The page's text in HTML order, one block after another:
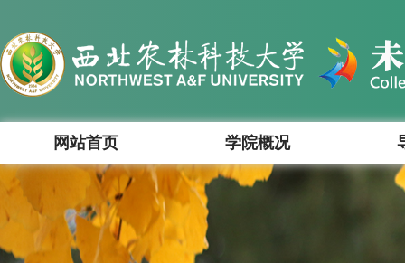
网站首页 学院概况